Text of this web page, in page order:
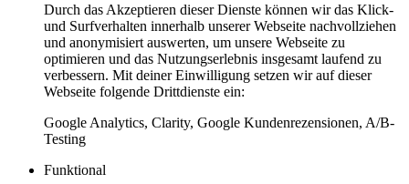
Durch das Akzeptieren dieser Dienste können wir das Klick-
und Surfverhalten innerhalb unserer Webseite nachvollziehen
und anonymisiert auswerten, um unsere Webseite zu
optimieren und das Nutzungserlebnis insgesamt laufend zu
verbessern. Mit deiner Einwilligung setzen wir auf dieser
Webseite folgende Drittdienste ein:
Google Analytics, Clarity, Google Kundenrezensionen, A/B-
Testing
Funktional